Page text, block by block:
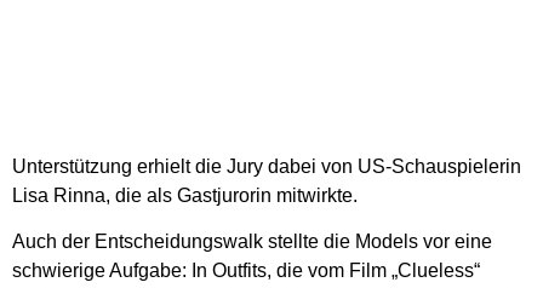
Unterstützung erhielt die Jury dabei von US-Schauspielerin
Lisa Rinna, die als Gastjurorin mitwirkte.
Auch der Entscheidungswalk stellte die Models vor eine
schwierige Aufgabe: In Outfits, die vom Film „Clueless“